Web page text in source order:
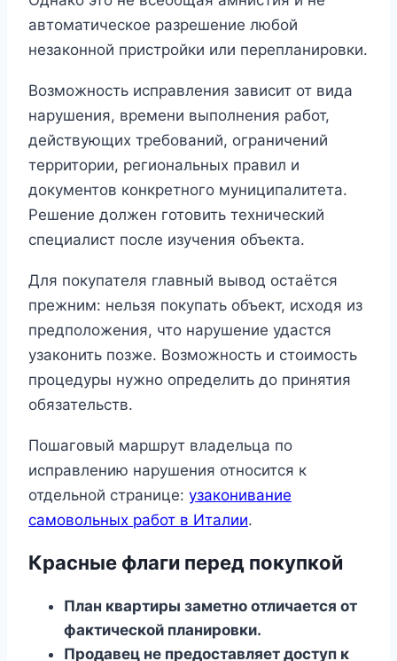
автоматическое разрешение любой
незаконной пристройки или перепланировки.
Возможность исправления зависит от вида
нарушения, времени выполнения работ,
действующих требований, ограничений
территории, региональных правил и
документов конкретного муниципалитета.
Решение должен готовить технический
специалист после изучения объекта.
Для покупателя главный вывод остаётся
прежним: нельзя покупать объект, исходя из
предположения, что нарушение удастся
узаконить позже. Возможность и стоимость
процедуры нужно определить до принятия
обязательств.
Пошаговый маршрут владельца по
исправлению нарушения относится к
отдельной странице: узаконивание
самовольных работ в Италии.
Красные флаги перед покупкой
План квартиры заметно отличается от
фактической планировки.
Продавец не предоставляет доступ к